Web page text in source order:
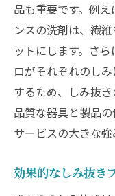
品も重要です。例
ンスの洗剤は、繊
ットにします。さ
ロがそれぞれのし
するため、しみ抜
品質な器具と製品
サービスの大きな強
効果的なしみ抜き